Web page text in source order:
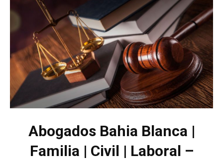
Abogados Bahia Blanca |
Familia | Civil | Laboral –